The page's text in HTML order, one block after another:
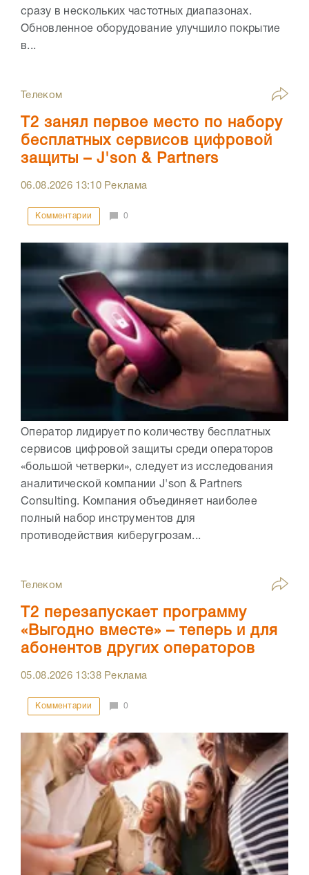
сразу в нескольких частотных диапазонах.
Обновленное оборудование улучшило покрытие
в...
Телеком
Т2 занял первое место по набору
бесплатных сервисов цифровой
защиты – J'son & Partners
06.08.2026 13:10Реклама
Комментарии 0
Оператор лидирует по количеству бесплатных
сервисов цифровой защиты среди операторов
«большой четверки», следует из исследования
аналитической компании J'son & Partners
Consulting. Компания объединяет наиболее
полный набор инструментов для
противодействия киберугрозам...
Телеком
Т2 перезапускает программу
«Выгодно вместе» – теперь и для
абонентов других операторов
05.08.2026 13:38Реклама
Комментарии 0